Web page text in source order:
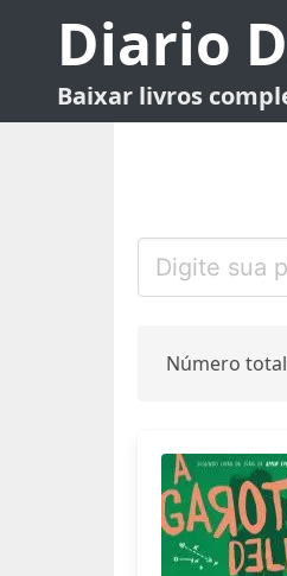
Diario
Baixar livros
Número